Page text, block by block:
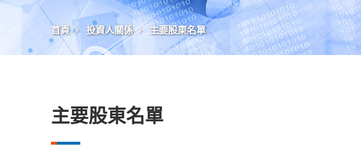
首頁 投資人關係 主要股東名單
主要股東名單